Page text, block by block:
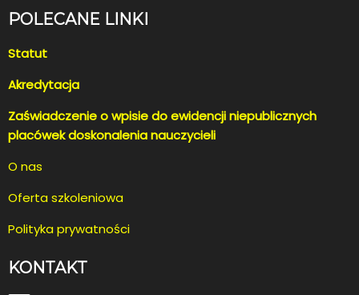
POLECANE LINKI
Statut
Akredytacja
Zaświadczenie o wpisie do ewidencji niepublicznych
placówek doskonalenia nauczycieli
O nas
Oferta szkoleniowa
Polityka prywatności
KONTAKT